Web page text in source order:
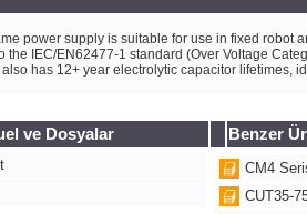
power supply is suitable for use in fixed
the IEC/EN62477-1 standard (Over Voltage
has 12+ year electrolytic capacitor
ve Dosyalar Benzer
CM4
CUT35-